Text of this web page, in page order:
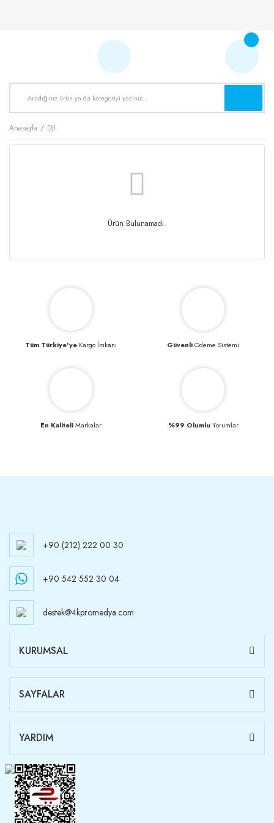
Anasayfa DJI
Ürün Bulunamadı.
Tüm Türkiye’yeKargo İmkanı GüvenliÖdeme Sistemi
En KaliteliMarkalar %99 Olumlu Yorumlar
+90 (212) 222 00 30
+90 542 552 30 04
destek@4kpromedya.com
KURUMSAL
SAYFALAR
YARDIM